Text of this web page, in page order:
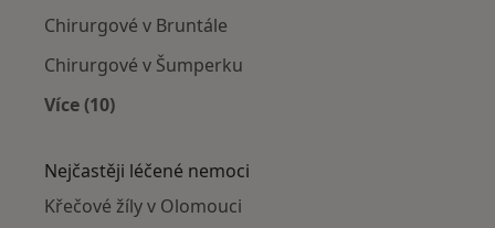
Chirurgové v Bruntále
Chirurgové v Šumperku
Více (10)
Nejčastěji léčené nemoci
Křečové žíly v Olomouci